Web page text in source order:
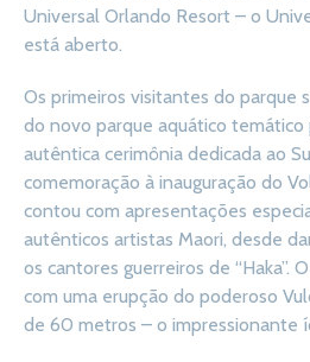
Universal Orlando Resort – o
está aberto.
Os primeiros visitantes do parque
do novo parque aquático
autêntica cerimônia dedicada ao
comemoração à inauguração do
contou com apresentações
autênticos artistas Maori, desde
os cantores guerreiros de “Haka”.
com uma erupção do poderoso
de 60 metros – o impressionante